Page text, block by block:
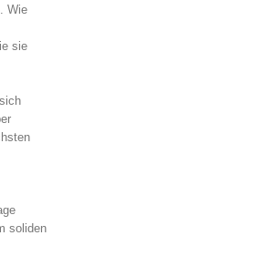
Wie
sie
soliden